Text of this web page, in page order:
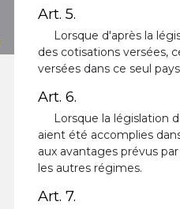
Art. 5.
Lorsque d'après la
des cotisations versées,
versées dans ce seul
Art. 6.
Lorsque la législation
aient été accomplies
aux avantages prévus
les autres régimes.
Art. 7.